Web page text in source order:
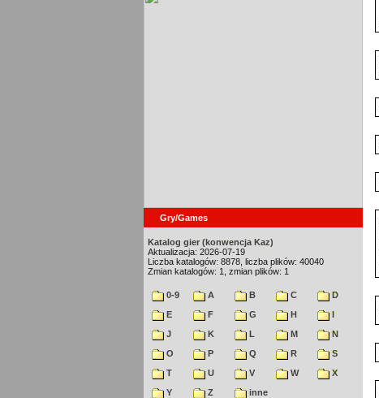
Gry/Games
Katalog gier (konwencja Kaz)
Aktualizacja: 2026-07-19
Liczba katalogów: 8878, liczba plików: 40040
Zmian katalogów: 1, zmian plików: 1
0-9 A B C
D
E
F G H
I
J
K L M
N
O
P Q R
S
T
U V W
X
Y
Z
inne